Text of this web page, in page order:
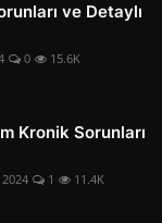
ve Detaylı
0 15.6K
Kronik Sorunları
1 11.4K